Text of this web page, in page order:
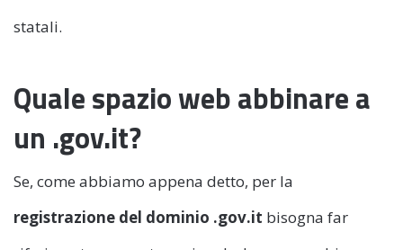
statali.
Quale spazio web abbinare a
un .gov.it?
Se, come abbiamo appena detto, per la
registrazione del dominio .gov.it bisogna far